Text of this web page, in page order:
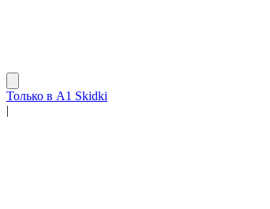
Только в A1 Skidki
|